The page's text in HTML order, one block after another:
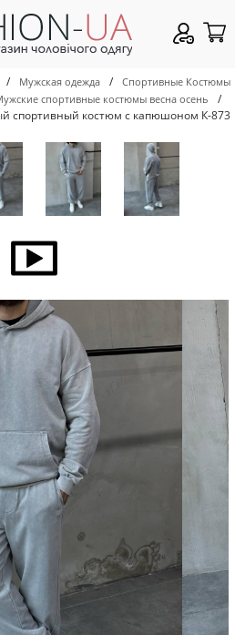
/ Мужская одежда / Спортивные Костюмы
спортивные костюмы весна осень
/
спортивный костюм с капюшоном К-873